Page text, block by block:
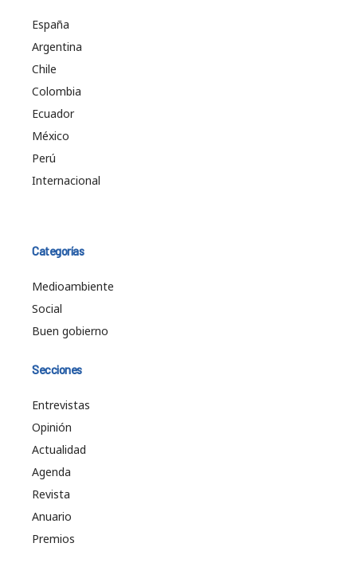
España
Argentina
Chile
Colombia
Ecuador
México
Perú
Internacional
Categorías
Medioambiente
Social
Buen gobierno
Secciones
Entrevistas
Opinión
Actualidad
Agenda
Revista
Anuario
Premios